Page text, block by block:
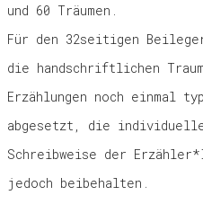
und 60 Träumen.
Für den 32seitigen
die handschriftlichen
Erzählungen noch einmal
abgesetzt, die
Schreibweise der
jedoch beibehalten.